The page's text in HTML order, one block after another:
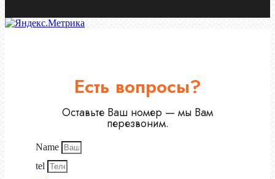
Есть вопросы?
Оставьте Ваш номер — мы Вам
перезвоним.
Name
tel